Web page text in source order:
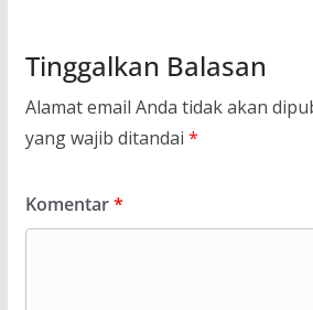
Tinggalkan Balasan
Alamat email Anda tidak akan
yang wajib ditandai *
Komentar*